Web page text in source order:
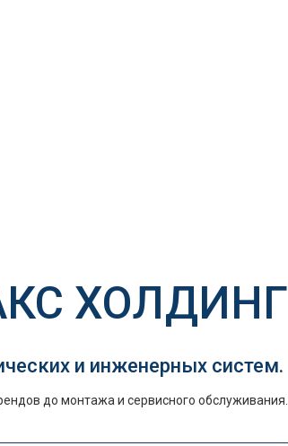
ХОЛДИНГ
и инженерных систем.
до монтажа и сервисного обслуживания.